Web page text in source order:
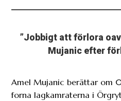
”Jobbigt att förlora
Mujanic efter
Amel Mujanic berättar om
forna lagkamraterna i